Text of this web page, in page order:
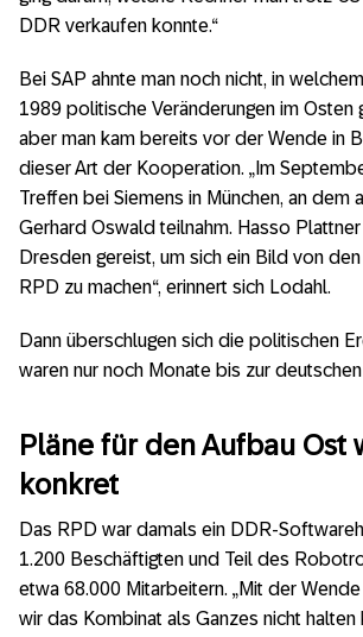
DDR verkaufen konnte.“
Bei SAP ahnte man noch nicht, in
1989 politische Veränderungen im Osten
aber man kam bereits vor der Wende in
dieser Art der Kooperation. „Im
Treffen bei Siemens in München, an dem
Gerhard Oswald teilnahm. Hasso Plattner
Dresden gereist, um sich ein Bild von
RPD zu machen“, erinnert sich Lodahl.
Dann überschlugen sich die politischen
waren nur noch Monate bis zur deutschen
Pläne für den Aufbau Ost
konkret
Das RPD war damals ein DDR-
1.200 Beschäftigten und Teil des
etwa 68.000 Mitarbeitern. „Mit der
wir das Kombinat als Ganzes nicht halten